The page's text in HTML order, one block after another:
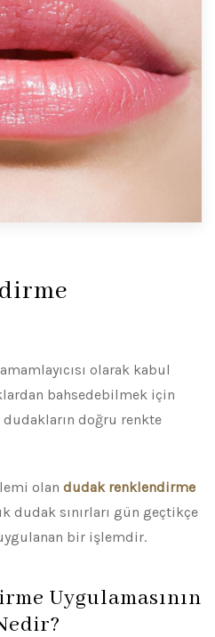
olarak kabul
bahsedebilmek için
doğru renkte
olan dudak renklendirme
dudak sınırları gün geçtikçe
bir işlemdir.
Uygulamasının